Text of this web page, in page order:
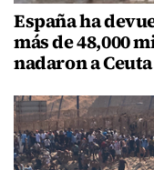
España ha
más de 48,000
nadaron a Ceuta